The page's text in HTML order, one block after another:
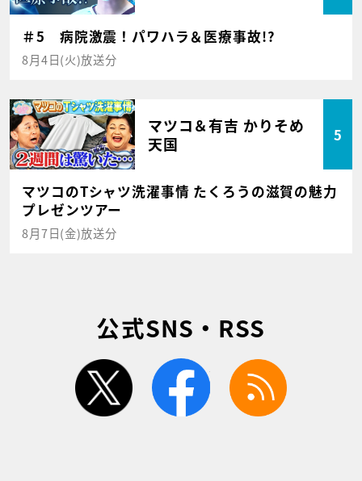
＃5 病院激震！パワハラ＆医療事故!?
8月4日(火)放送分
マツコ＆有吉 かりそめ
天国
5
マツコのTシャツ洗濯事情 たくろうの滋賀の魅力
プレゼンツアー
8月7日(金)放送分
公式SNS・RSS
twitter facebook